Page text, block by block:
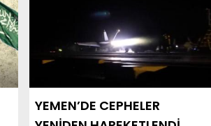
YEMEN’DE CEPHELER